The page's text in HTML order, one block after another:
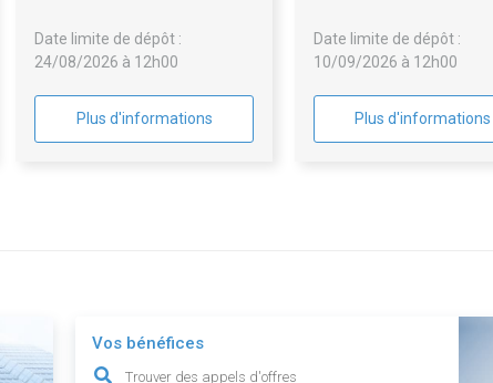
Date limite de dépôt :
24/08/2026 à 12h00
Plus d'informations
Date limite de dépôt :
10/09/2026 à 12h00
Plus d'informations
Vos bénéfices
Trouver des appels d'offres